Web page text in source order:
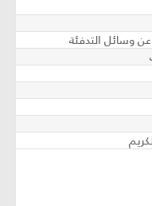
عن وسائل التدفئة